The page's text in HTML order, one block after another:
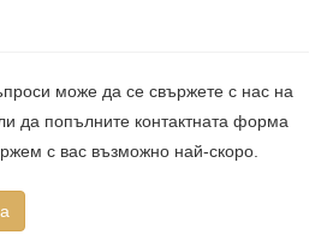
може да се свържете с нас на
да попълните контактната форма
с вас възможно най-скоро.